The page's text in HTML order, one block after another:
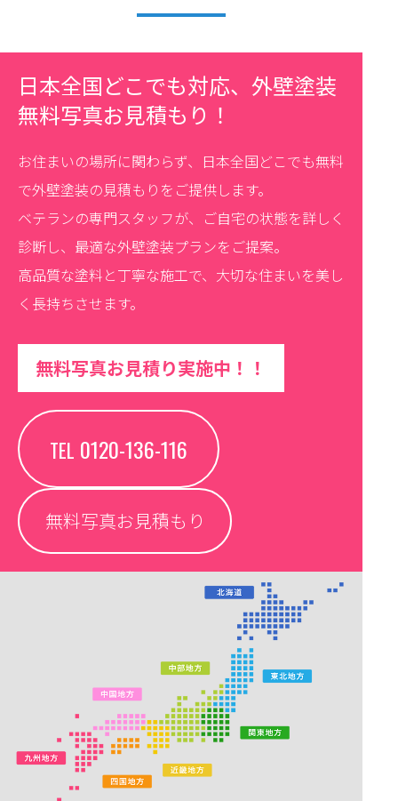
日本全国どこでも対応、外壁塗装
無料写真お見積もり！
お住まいの場所に関わらず、日本全国どこでも無料
で外壁塗装の見積もりをご提供します。
ベテランの専門スタッフが、ご自宅の状態を詳しく
診断し、最適な外壁塗装プランをご提案。
高品質な塗料と丁寧な施工で、大切な住まいを美し
く長持ちさせます。
無料写真お見積り実施中！！
TEL 0120-136-116
無料写真お見積もり